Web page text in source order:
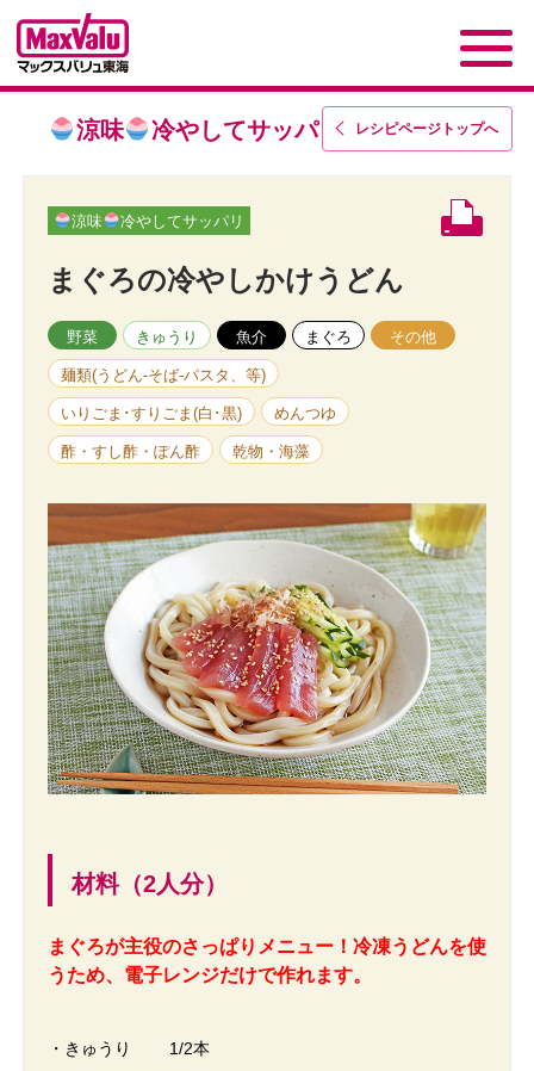
レシピページトップへ
涼味 冷やしてサッパリ
涼味 冷やしてサッパリ
まぐろの冷やしかけうどん
野菜 きゅうり 魚介 まぐろ その他
麺類(うどん-そば-パスタ、等)
いりごま･すりごま(白･黒) めんつゆ
酢・すし酢・ぽん酢 乾物・海藻
材料（2人分）
まぐろが主役のさっぱりメニュー！冷凍うどんを使
うため、電子レンジだけで作れます。
・きゅうり 1/2本